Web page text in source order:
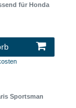
für Honda
Sportsman